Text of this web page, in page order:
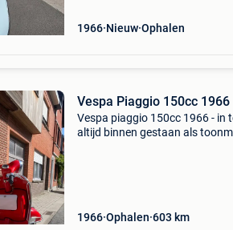
1966 Nieuw Ophalen
Vespa Piaggio 150cc 1966
Vespa piaggio 150cc 1966 - in
altijd binnen gestaan als
1966 Ophalen 603 km